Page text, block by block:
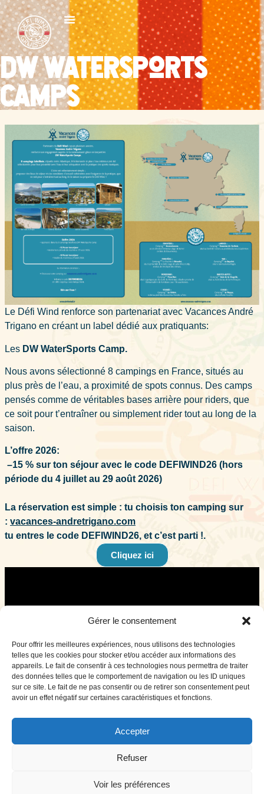
Gérer le consentement
Pour offrir les meilleures expériences, nous utilisons des technologies
telles que les cookies pour stocker et/ou accéder aux informations des
appareils. Le fait de consentir à ces technologies nous permettra de traiter
des données telles que le comportement de navigation ou les ID uniques
sur ce site. Le fait de ne pas consentir ou de retirer son consentement peut
avoir un effet négatif sur certaines caractéristiques et fonctions.
Accepter
Refuser
Voir les préférences
DW Watersports
camps
Le Défi Wind renforce son partenariat avec Vacances André
Trigano en créant un label dédié aux pratiquants:
Les DW WaterSports Camp.
Nous avons sélectionné 8 campings en France, situés au
plus près de l’eau, a proximité de spots connus. Des camps
pensés comme de véritables bases arrière pour riders, que
ce soit pour t’entraîner ou simplement rider tout au long de la
saison.
L’offre 2026:
–15 % sur ton séjour avec le code DEFIWIND26 (hors
période du 4 juillet au 29 août 2026)
La réservation est simple : tu choisis ton camping sur
: vacances-andretrigano.com
tu entres le code DEFIWIND26, et c’est parti !.
Cliquez ici
Partenaires
Privacy Statement (EU)